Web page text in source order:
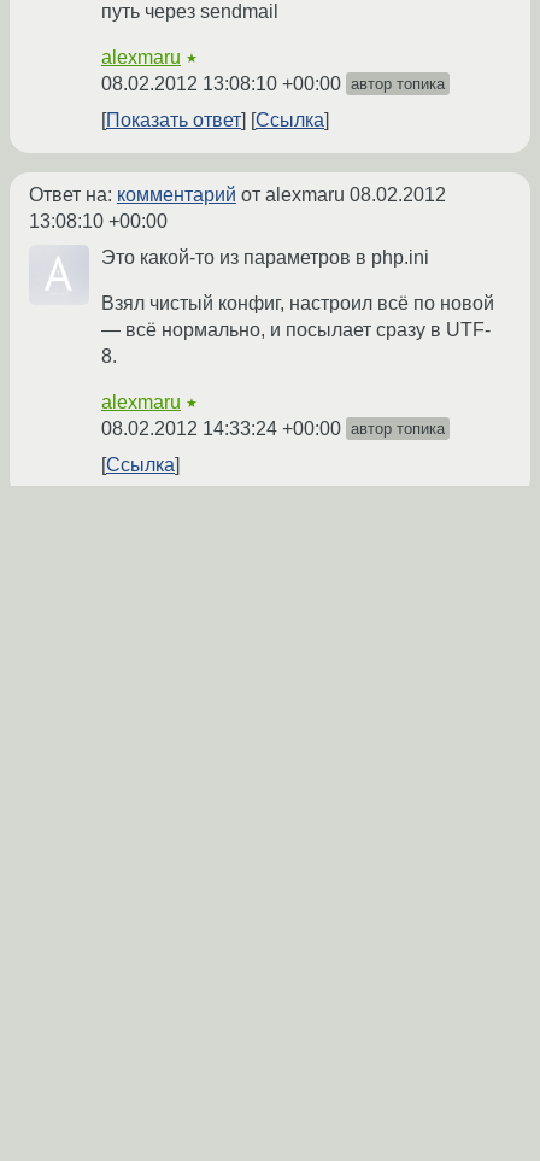
путь через sendmail
alexmaru ★
08.02.2012 13:08:10 +00:00 автор топика
Показать ответ Ссылка
Ответ на: комментарий от alexmaru 08.02.2012
13:08:10 +00:00
Это какой-то из параметров в php.ini
Взял чистый конфиг, настроил всё по новой
— всё нормально, и посылает сразу в UTF-
8.
alexmaru ★
08.02.2012 14:33:24 +00:00 автор топика
Ссылка